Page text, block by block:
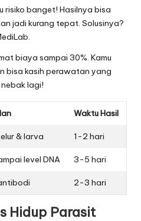
banget! Hasilnya bisa
jadi kurang tepat. Solusinya?
biaya sampai 30%. Kamu
bisa kasih perawatan yang
lagi!
Waktu Hasil
& larva 1-2 hari
level DNA 3-5 hari
2-3 hari
Hidup Parasit